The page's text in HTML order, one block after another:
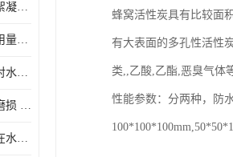
辽宁水处理絮凝剂厂家 絮凝效果好 使水质得到明显的改善
天津水处理絮凝剂价格 用量相对较少 便于后续的沉淀和过滤处理
泉州水处理活性炭厂家 对水中的微小颗粒有较好的去除效果
嘉兴水处理活性炭 不易磨损 碎裂和粉化 能够吸附大分子有机物
天津水处理絮凝剂供应 在水中的稳定性较好 絮凝速度快
蜂窝活性炭具有比较面
有大表面的多孔性活性
类,,乙酸,乙酯,恶臭气体
性能参数：分两种，防